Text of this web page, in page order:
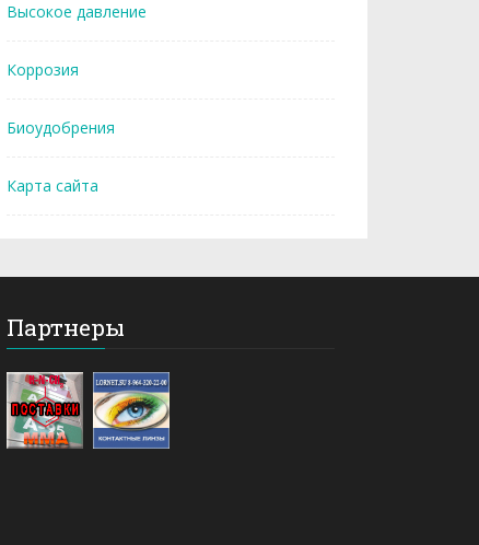
Высокое давление
Коррозия
Биоудобрения
Карта сайта
Партнеры